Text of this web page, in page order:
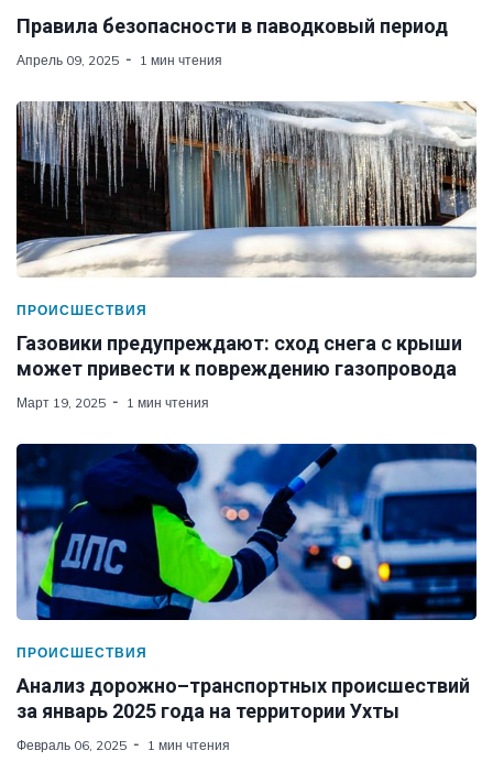
Правила безопасности в паводковый период
Апрель 09, 2025 1 мин чтения
ПРОИСШЕСТВИЯ
Газовики предупреждают: сход снега с крыши
может привести к повреждению газопровода
Март 19, 2025 1 мин чтения
ПРОИСШЕСТВИЯ
Анализ дорожно–транспортных происшествий
за январь 2025 года на территории Ухты
Февраль 06, 2025 1 мин чтения